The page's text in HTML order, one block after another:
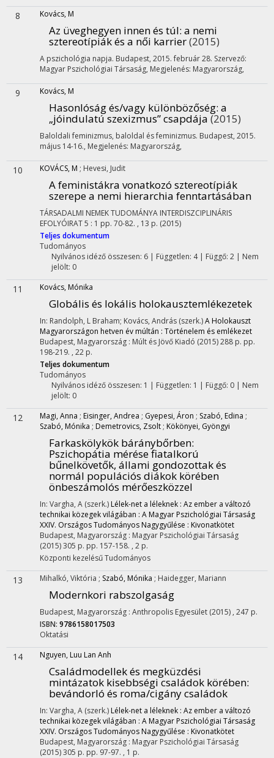
8 Kovács, M
Az üveghegyen innen és túl: a nemi
sztereotípiák és a női karrier(2015)
A pszichológia napja. Budapest, 2015. február 28. Szervező:
Magyar Pszichológiai Társaság, Megjelenés: Magyarország,
9 Kovács, M
Hasonlóság és/vagy különbözőség: a
„jóindulatú szexizmus” csapdája (2015)
Baloldali feminizmus, baloldal és feminizmus. Budapest, 2015.
május 14-16., Megjelenés: Magyarország,
10 KOVÁCS, M ; Hevesi, Judit
A feministákra vonatkozó sztereotípiák
szerepe a nemi hierarchia fenntartásában
TÁRSADALMI NEMEK TUDOMÁNYA INTERDISZCIPLINÁRIS
EFOLYÓIRAT5 : 1 pp. 70-82. , 13 p. (2015)
Teljes dokumentum
Tudományos
Nyilvános idéző összesen: 6| Független: 4 | Függő: 2 | Nem
jelölt: 0
11 Kovács, Mónika
Globális és lokális holokausztemlékezetek
In: Randolph, L Braham; Kovács, András (szerk.)A Holokauszt
Magyarországon hetven év múltán : Történelem és emlékezet
Budapest, Magyarország : Múlt és Jövő Kiadó (2015)288 p. pp.
198-219. , 22 p.
Teljes dokumentum
Tudományos
Nyilvános idéző összesen: 1 | Független: 1 | Függő: 0 | Nem
jelölt: 0
12 Magi, Anna ; Eisinger, Andrea ; Gyepesi, Áron ; Szabó, Edina ;
Szabó, Mónika ; Demetrovics, Zsolt ; Kökönyei, Gyöngyi
Farkaskölykök báránybőrben:
Pszichopátia mérése fiatalkorú
bűnelkövetők, állami gondozottak és
normál populációs diákok körében
önbeszámolós mérőeszközzel
In: Vargha, A (szerk.) Lélek-net a léleknek : Az ember a változó
technikai közegek világában : A Magyar Pszichológiai Társaság
XXIV. Országos Tudományos Nagygyűlése : Kivonatkötet
Budapest, Magyarország : Magyar Pszichológiai Társaság
(2015)305 p. pp. 157-158. , 2 p.
Központi kezelésűTudományos
13 Mihalkó, Viktória ; Szabó, Mónika ; Haidegger, Mariann
Modernkori rabszolgaság
Budapest, Magyarország : Anthropolis Egyesület (2015) , 247 p.
ISBN: 9786158017503
Oktatási
14 Nguyen, Luu Lan Anh
Családmodellek és megküzdési
mintázatok kisebbségi családok körében:
bevándorló és roma/cigány családok
In: Vargha, A (szerk.) Lélek-net a léleknek : Az ember a változó
technikai közegek világában : A Magyar Pszichológiai Társaság
XXIV. Országos Tudományos Nagygyűlése : Kivonatkötet
Budapest, Magyarország : Magyar Pszichológiai Társaság
(2015)305 p. pp. 97-97. , 1 p.